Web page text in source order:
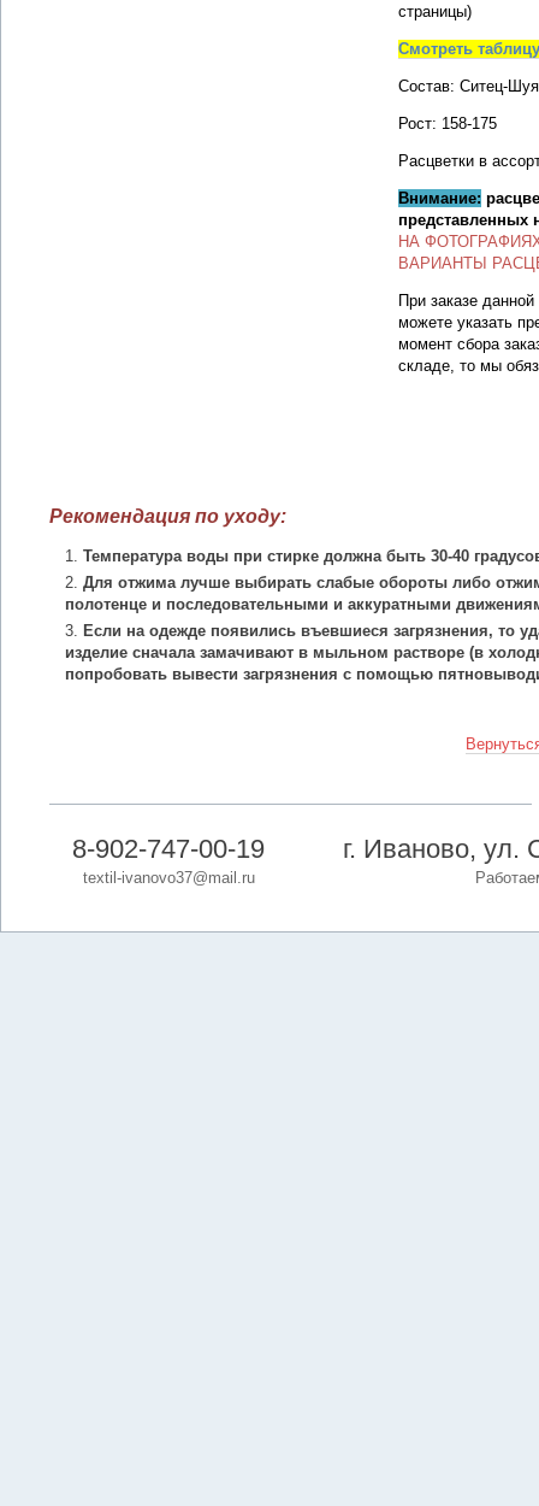
страницы)
Смотреть
Состав: Ситец-Шуя
Рост: 158-175
Расцветки в
Внимание:
представленных
НА
ВАРИАНТЫ
При заказе
можете указать
момент сбора
складе, то мы
Рекомендация по уходу:
Температура воды при стирке должна быть 30-40
Для отжима лучше выбирать слабые обороты либо
полотенце и последовательными и аккуратными
Если на одежде появились въевшиеся загрязнения, то
изделие сначала замачивают в мыльном растворе (в
попробовать вывести загрязнения с помощью
8-902-747-00-19
textil-ivanovo37@mail.ru
г. Иваново, ул.